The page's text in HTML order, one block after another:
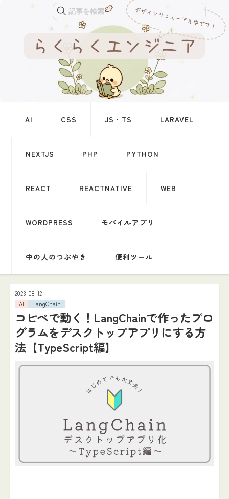
記事を検索
AI CSS JS・TS LARAVEL
NEXTJS PHP PYTHON
REACT REACTNATIVE WEB
WORDPRESS モバイルアプリ
中の人のつぶやき 便利ツール
2023-08-12
AI
LangChain
コピペで動く！LangChainで作ったプロ
グラムをデスクトップアプリにする方
法【TypeScript編】